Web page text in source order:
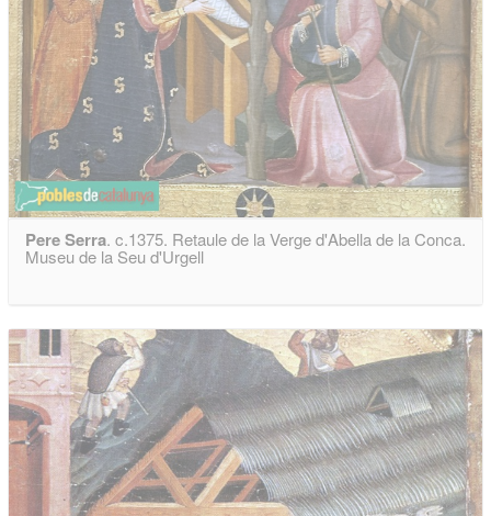
Pere Serra. c.1375. Retaule de la Verge d'Abella de la Conca.
Museu de la Seu d'Urgell